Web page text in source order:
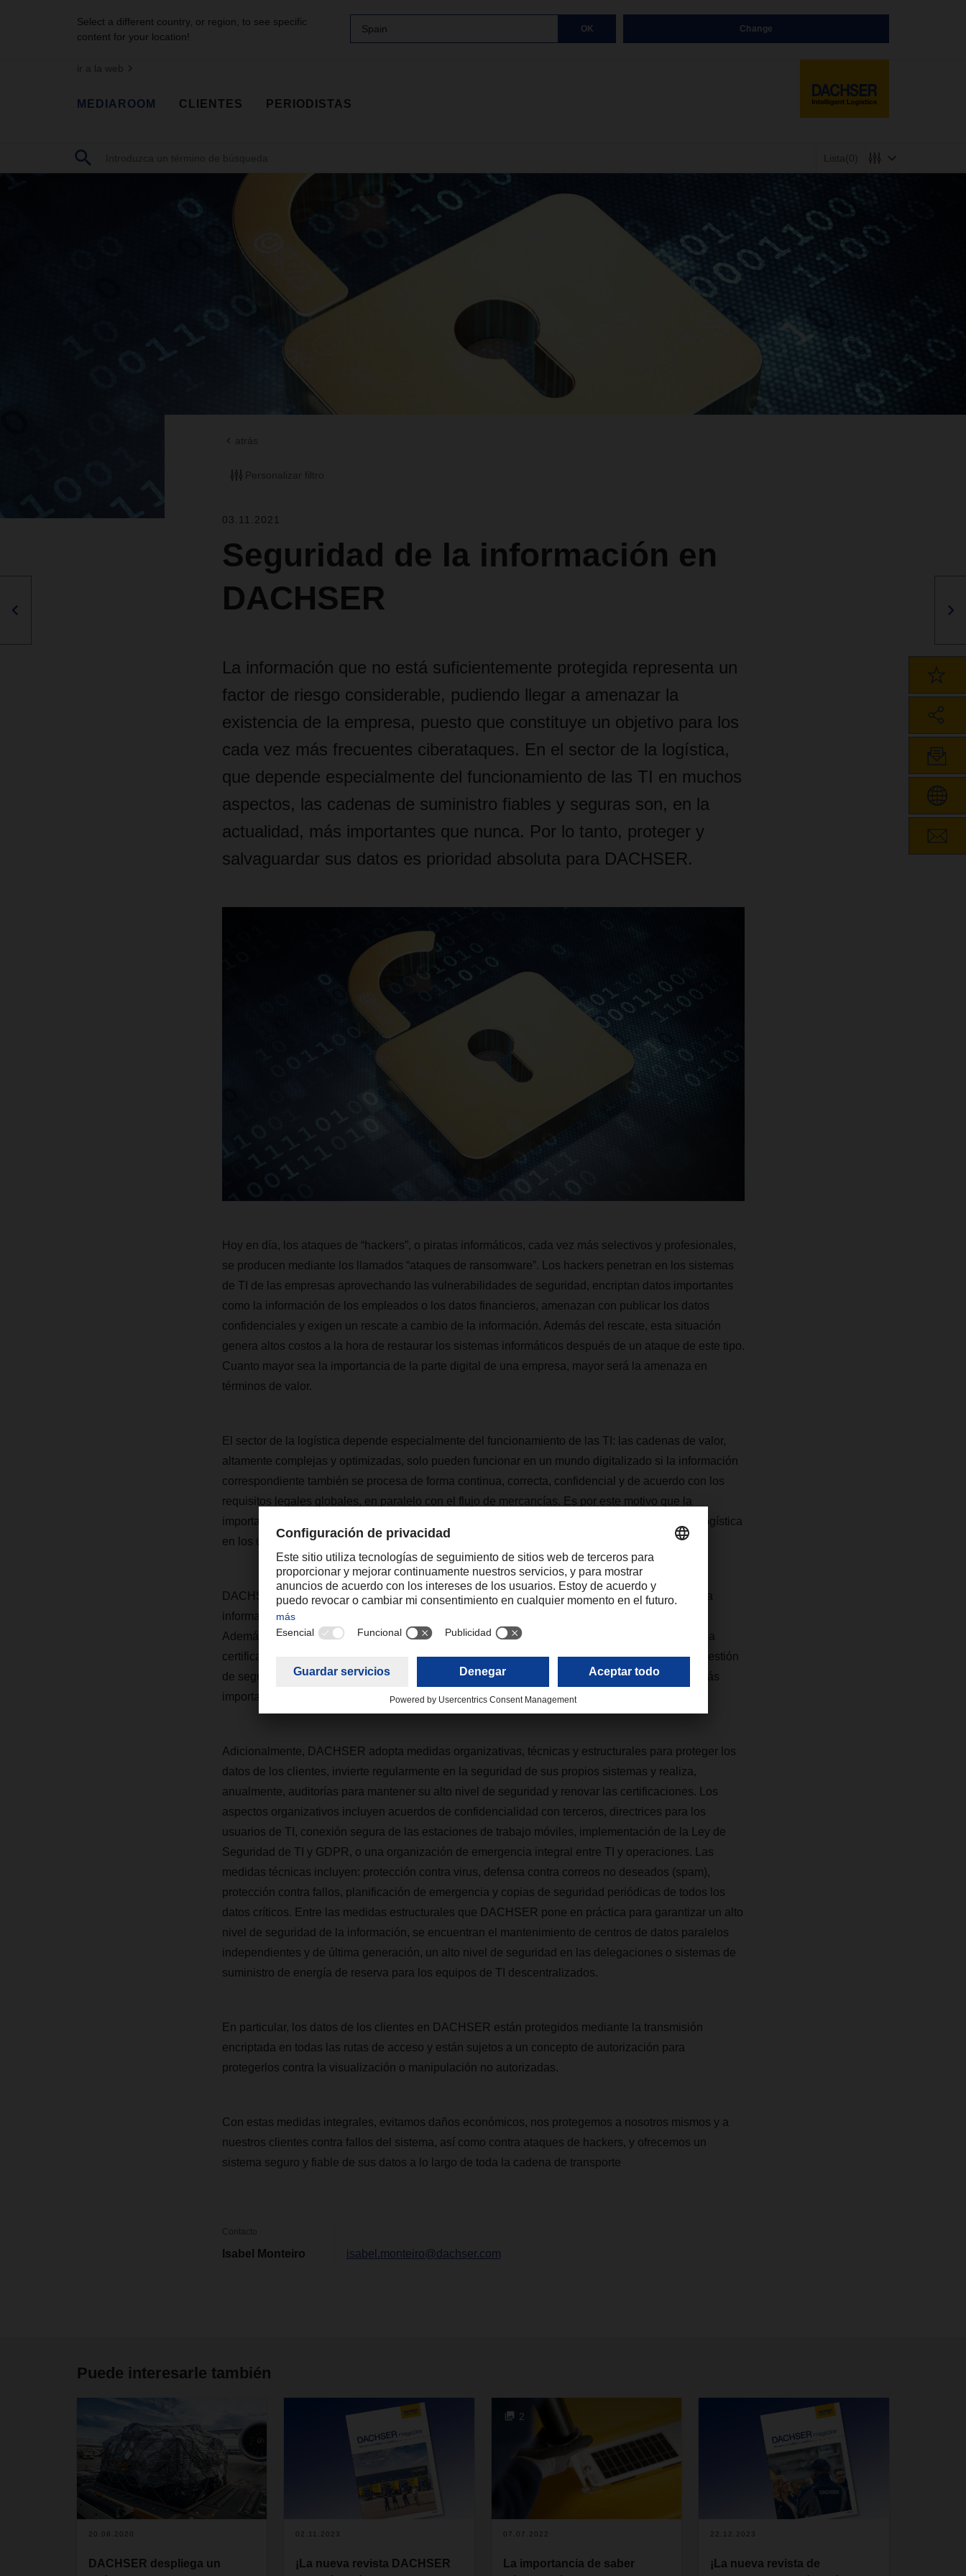
Select a different country, or region, to see specific
content for your location!
Spain OK Change
ir a la web
MEDIAROOM CLIENTES PERIODISTAS
Lista (0)
atrás
Personalizar filtro
03.11.2021
Seguridad de la información en
DACHSER
La información que no está suficientemente protegida representa un
factor de riesgo considerable, pudiendo llegar a amenazar la
existencia de la empresa, puesto que constituye un objetivo para los
cada vez más frecuentes ciberataques. En el sector de la logística,
que depende especialmente del funcionamiento de las TI en muchos
aspectos, las cadenas de suministro fiables y seguras son, en la
actualidad, más importantes que nunca. Por lo tanto, proteger y
salvaguardar sus datos es prioridad absoluta para DACHSER.
Hoy en día, los ataques de “hackers”, o piratas informáticos, cada vez más selectivos y profesionales,
se producen mediante los llamados “ataques de ransomware”. Los hackers penetran en los sistemas
de TI de las empresas aprovechando las vulnerabilidades de seguridad, encriptan datos importantes
como la información de los empleados o los datos financieros, amenazan con publicar los datos
confidenciales y exigen un rescate a cambio de la información. Además del rescate, esta situación
genera altos costos a la hora de restaurar los sistemas informáticos después de un ataque de este tipo.
Cuanto mayor sea la importancia de la parte digital de una empresa, mayor será la amenaza en
términos de valor.
El sector de la logística depende especialmente del funcionamiento de las TI: las cadenas de valor,
altamente complejas y optimizadas, solo pueden funcionar en un mundo digitalizado si la información
correspondiente también se procesa de forma continua, correcta, confidencial y de acuerdo con los
requisitos legales globales, en paralelo con el flujo de mercancías. Es por este motivo que la
importancia de la seguridad de la información también ha aumentado significativamente en la logística
en los últimos años.
DACHSER es consciente de esta situación y, por lo tanto, ofrece un alto nivel de seguridad de la
información, que también es la tarea central de la nueva Unidad Ejecutiva “IT & Development”.
Además, DACHSER IT fue uno de los primeros proveedores de servicios logísticos en obtener la
certificación ISO / IEC 27001, una de las principales normas internacionales para sistemas de gestión
de seguridad de la información (SGSI) y, por lo tanto, la certificación de seguridad cibernética más
importante.
Adicionalmente, DACHSER adopta medidas organizativas, técnicas y estructurales para proteger los
datos de los clientes, invierte regularmente en la seguridad de sus propios sistemas y realiza,
anualmente, auditorías para mantener su alto nivel de seguridad y renovar las certificaciones. Los
aspectos organizativos incluyen acuerdos de confidencialidad con terceros, directrices para los
usuarios de TI, conexión segura de las estaciones de trabajo móviles, implementación de la Ley de
Seguridad de TI y GDPR, o una organización de emergencia integral entre TI y operaciones. Las
medidas técnicas incluyen: protección contra virus, defensa contra correos no deseados (spam),
protección contra fallos, planificación de emergencia y copias de seguridad periódicas de todos los
datos críticos. Entre las medidas estructurales que DACHSER pone en práctica para garantizar un alto
nivel de seguridad de la información, se encuentran el mantenimiento de centros de datos paralelos
independientes y de última generación, un alto nivel de seguridad en las delegaciones o sistemas de
suministro de energía de reserva para los equipos de TI descentralizados.
En particular, los datos de los clientes en DACHSER están protegidos mediante la transmisión
encriptada en todas las rutas de acceso y están sujetos a un concepto de autorización para
protegerlos contra la visualización o manipulación no autorizadas.
Con estas medidas integrales, evitamos daños económicos, nos protegemos a nosotros mismos y a
nuestros clientes contra fallos del sistema, así como contra ataques de hackers, y ofrecemos un
sistema seguro y fiable de sus datos a lo largo de toda la cadena de transporte
Contacto
Isabel Monteiro isabel.monteiro@dachser.com
Puede interesarle también
20.08.2020
DACHSER despliega un
02.11.2023
¡La nueva revista DACHSER
2
07.07.2022
La importancia de saber
22.12.2023
¡La nueva revista de